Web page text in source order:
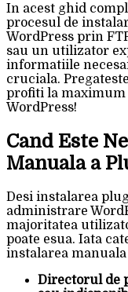
In acest ghid
procesul de
WordPress prin
sau un utilizator
informatiile
cruciala.
profiti la maximum
WordPress!
Cand Este
Manuala a
Desi instalarea
administrare
majoritatea
poate esua. Iata
instalarea
Directorul de